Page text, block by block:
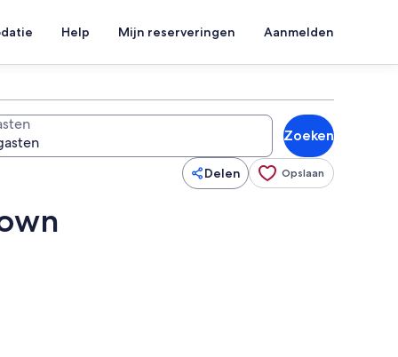
Help Mijn reserveringen Aanmelden
Zoeken
Delen Opslaan